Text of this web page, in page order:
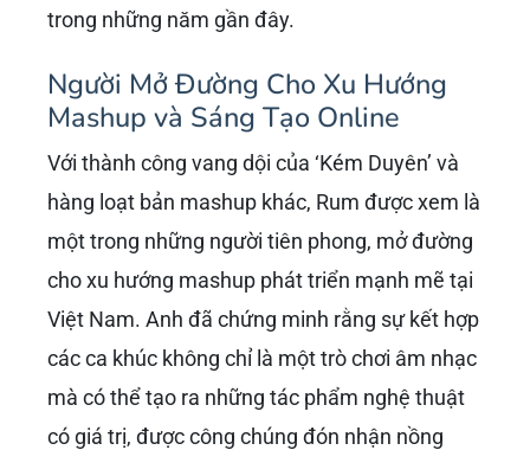
trong những năm gần đây.
Người Mở Đường Cho Xu Hướng
Mashup và Sáng Tạo Online
Với thành công vang dội của ‘Kém Duyên’ và
hàng loạt bản mashup khác, Rum được xem là
một trong những người tiên phong, mở đường
cho xu hướng mashup phát triển mạnh mẽ tại
Việt Nam. Anh đã chứng minh rằng sự kết hợp
các ca khúc không chỉ là một trò chơi âm nhạc
mà có thể tạo ra những tác phẩm nghệ thuật
có giá trị, được công chúng đón nhận nồng